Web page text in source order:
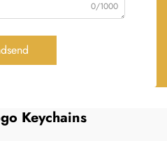
0/1000
Keychains